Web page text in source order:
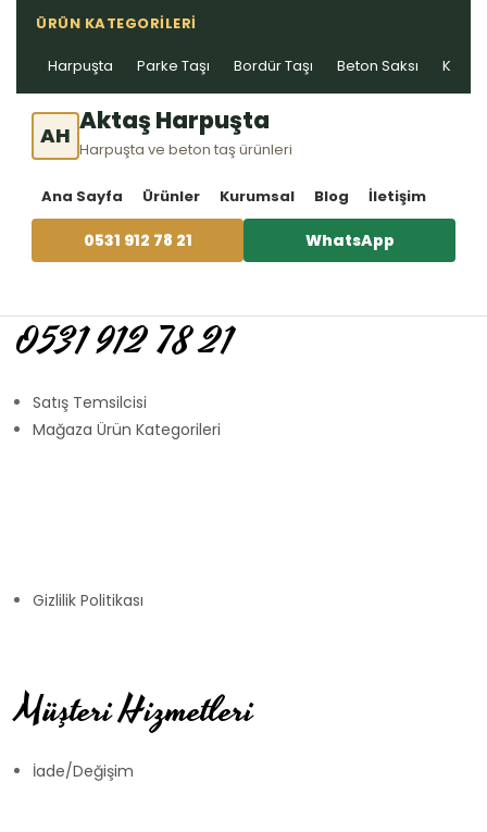
ÜRÜN KATEGORILERI
Harpuşta Parke Taşı Bordür Taşı Beton Saksı Kablo
AH Aktaş Harpuşta
Harpuşta ve beton taş ürünleri
Ana Sayfa Ürünler Kurumsal Blog İletişim
0531 912 78 21 WhatsApp
0531 912 78 21
Satış Temsilcisi
Mağaza Ürün Kategorileri
Gizlilik Politikası
Müşteri Hizmetleri
İade/Değişim